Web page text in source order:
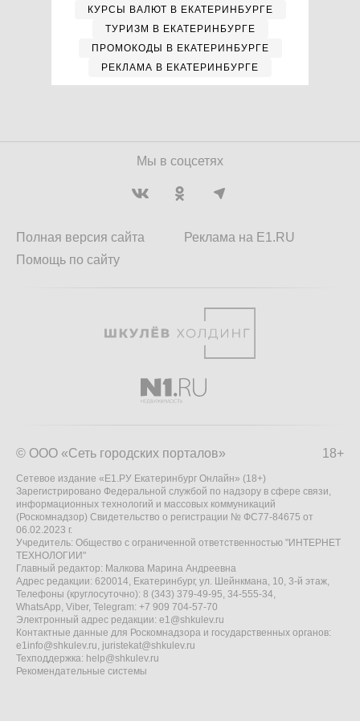
КУРСЫ ВАЛЮТ В ЕКАТЕРИНБУРГЕ
ТУРИЗМ В ЕКАТЕРИНБУРГЕ
ПРОМОКОДЫ В ЕКАТЕРИНБУРГЕ
РЕКЛАМА В ЕКАТЕРИНБУРГЕ
Мы в соцсетях
Полная версия сайта
Помощь по сайту
Реклама на E1.RU
18+
© ООО «Сеть городских порталов»
Сетевое издание «Е1.РУ Екатеринбург Онлайн» (18+)
Зарегистрировано Федеральной службой по надзору в сфере связи,
информационных технологий и массовых коммуникаций
(Роскомнадзор) Свидетельство о регистрации № ФС77-84675 от
06.02.2023 г.
Учредитель: Общество с ограниченной ответственностью "ИНТЕРНЕТ
ТЕХНОЛОГИИ"
Главный редактор: Малкова Марина Андреевна
Адрес редакции: 620014, Екатеринбург, ул. Шейнкмана, 10, 3-й этаж,
Телефоны (круглосуточно): 8 (343) 379-49-95, 34-555-34,
WhatsApp, Viber, Telegram: +7 909 704-57-70
Электронный адрес редакции: e1@shkulev.ru
Контактные данные для Роскомнадзора и государственных органов:
e1info@shkulev.ru, juristekat@shkulev.ru
Техподдержка: help@shkulev.ru
Рекомендательные системы